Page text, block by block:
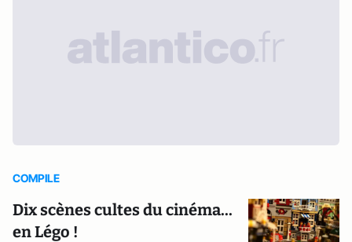
COMPILE
Dix scènes cultes du cinéma...
en Légo !